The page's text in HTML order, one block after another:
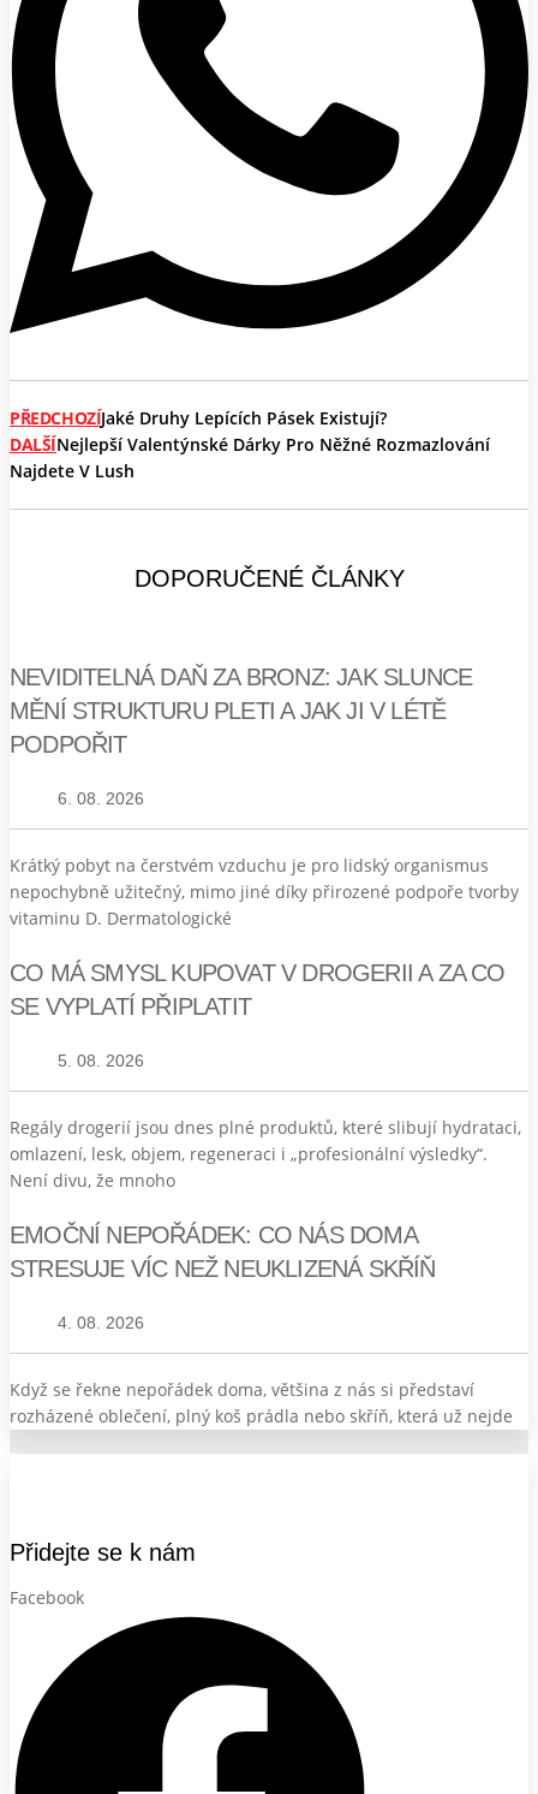
PŘEDCHOZÍJaké Druhy Lepících Pásek Existují?
DALŠÍNejlepší Valentýnské Dárky Pro Něžné Rozmazlování
Najdete V Lush
DOPORUČENÉ ČLÁNKY
NEVIDITELNÁ DAŇ ZA BRONZ: JAK SLUNCE
MĚNÍ STRUKTURU PLETI A JAK JI V LÉTĚ
PODPOŘIT
6. 08. 2026
Krátký pobyt na čerstvém vzduchu je pro lidský organismus
nepochybně užitečný, mimo jiné díky přirozené podpoře tvorby
vitaminu D. Dermatologické
CO MÁ SMYSL KUPOVAT V DROGERII A ZA CO
SE VYPLATÍ PŘIPLATIT
5. 08. 2026
Regály drogerií jsou dnes plné produktů, které slibují hydrataci,
omlazení, lesk, objem, regeneraci i „profesionální výsledky“.
Není divu, že mnoho
EMOČNÍ NEPOŘÁDEK: CO NÁS DOMA
STRESUJE VÍC NEŽ NEUKLIZENÁ SKŘÍŇ
4. 08. 2026
Když se řekne nepořádek doma, většina z nás si představí
rozházené oblečení, plný koš prádla nebo skříň, která už nejde
Přidejte se k nám
Facebook